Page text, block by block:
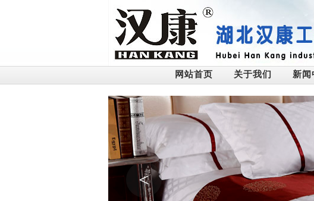
网站首页 关于我们 新闻
<